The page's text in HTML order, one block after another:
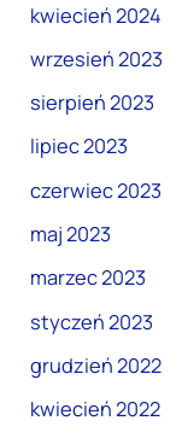
kwiecień 2024
wrzesień 2023
sierpień 2023
lipiec 2023
czerwiec 2023
maj 2023
marzec 2023
styczeń 2023
grudzień 2022
kwiecień 2022